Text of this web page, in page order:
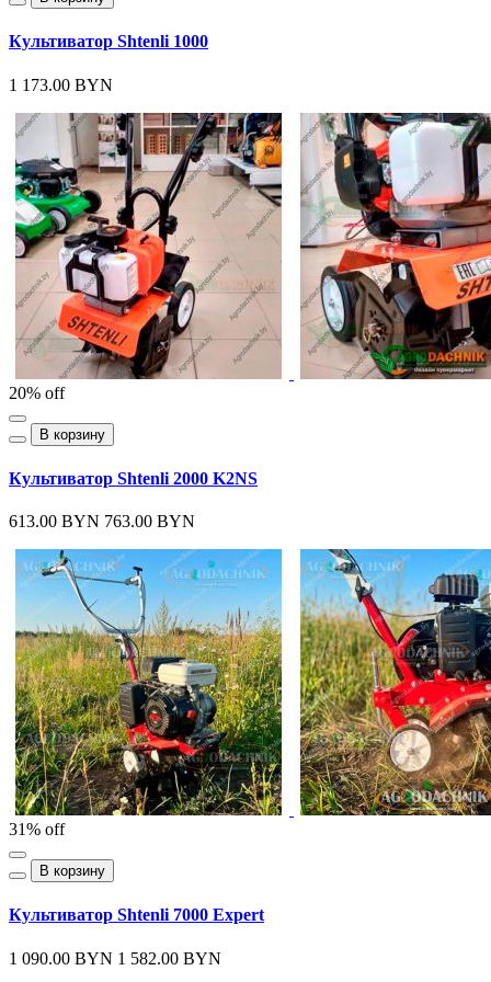
Культиватор Shtenli 1000
1 173.00 BYN
20% off
В корзину
Культиватор Shtenli 2000 K2NS
613.00 BYN 763.00 BYN
31% off
В корзину
Культиватор Shtenli 7000 Expert
1 090.00 BYN 1 582.00 BYN